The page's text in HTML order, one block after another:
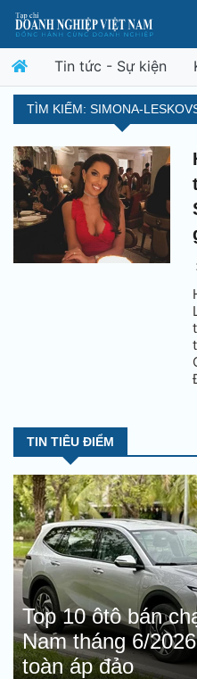
Tin tức - Sự kiện
TÌM KIẾM: SIMONA-
TIN TIÊU ĐIỂM
Top 10 ôtô bán
Nam tháng 6/
toàn áp đảo